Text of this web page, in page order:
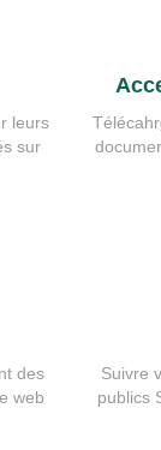
Suivre
publics
leurs
sur
des
web.